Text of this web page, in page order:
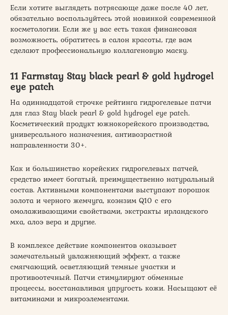
Если хотите выглядеть потрясающе даже после 40 лет,
обязательно воспользуйтесь этой новинкой современной
косметологии. Если же у вас есть такая финансовая
возможность, обратитесь в салон красоты, где вам
сделают профессиональную коллагеновую маску.
11 Farmstay Stay black pearl & gold hydrogel
eye patch
На одиннадцатой строчке рейтинга гидрогелевые патчи
для глаз Stay black pearl & gold hydrogel eye patch.
Косметический продукт южнокорейского производства,
универсального назначения, антивозрастной
направленности 30+.
Как и большинство корейских гидрогелевых патчей,
средство имеет богатый, преимущественно натуральный
состав. Активными компонентами выступают порошок
золота и черного жемчуга, коэнзим Q10 с его
омолаживающими свойствами, экстракты ирландского
мха, алоэ вера и другие.
В комплексе действие компонентов оказывает
замечательный увлажняющий эффект, а также
смягчающий, осветляющий темные участки и
противоотечный. Патчи стимулируют обменные
процессы, восстанавливая упругость кожи. Насыщают её
витаминами и микроэлементами.